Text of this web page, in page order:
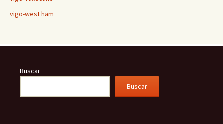
vigo-west ham
Buscar
Buscar